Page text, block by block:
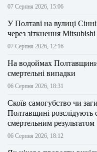
07 Серпня 2026, 15:06
У Полтаві на вулиці
через зіткнення
07 Серпня 2026, 12:16
На водоймах Полтавщини
смертельні випадки
06 Серпня 2026, 18:31
Скоїв самогубство чи
Полтавщині розслідують
смертельним результатом
06 Серпня 2026, 18:12